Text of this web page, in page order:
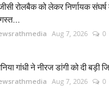
रोलबैक को लेकर निर्णायक संघर्ष
Aug 7, 2026 0
गांधी ने नीरज डांगी को दी बड़ी
Aug 7, 2026 0